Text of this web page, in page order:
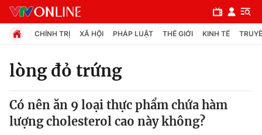
Chuyên mục
Chính trị
CHÍNH TRỊ XÃ HỘI PHÁP LUẬT THẾ GIỚI KINH TẾ
lòng đỏ trứng
Có nên ăn 9 loại thực phẩm chứa hàm
lượng cholesterol cao này không?